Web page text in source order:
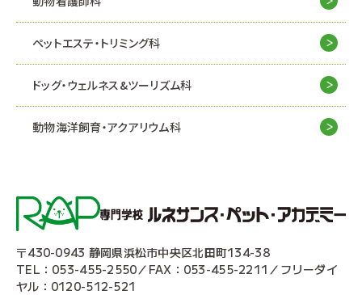
ペットエステ・トリミング科
ドッグ・ウェルネス&ツーリズム科
動物海洋飼育・アクアリウム科
〒430-0943 静岡県浜松市中央区北田町134-38
TEL：053-455-2550／FAX：053-455-2211／フリーダイ
ヤル：0120-512-521